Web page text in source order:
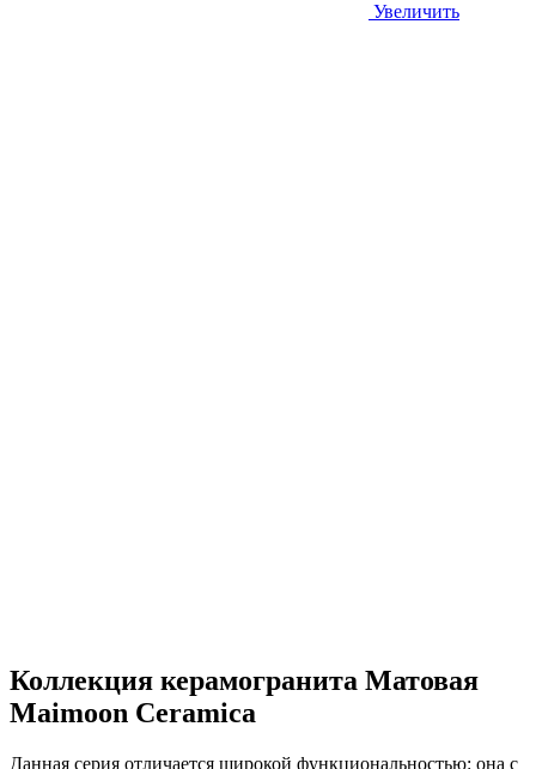
Увеличить
Коллекция керамогранита Матовая
Maimoon Ceramica
Данная серия отличается широкой функциональностью: она с